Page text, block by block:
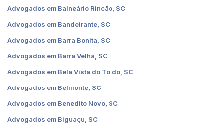
Advogados em Balneário Rincão, SC
Advogados em Bandeirante, SC
Advogados em Barra Bonita, SC
Advogados em Barra Velha, SC
Advogados em Bela Vista do Toldo, SC
Advogados em Belmonte, SC
Advogados em Benedito Novo, SC
Advogados em Biguaçu, SC